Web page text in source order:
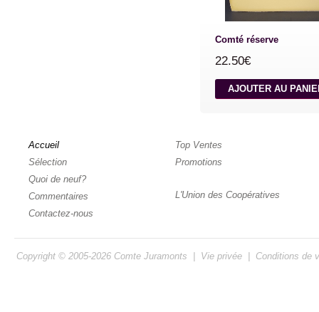
Comté réserve
22.50€
AJOUTER AU
Accueil
Sélection
Quoi de neuf?
Commentaires
Contactez-nous
Top Ventes
Promotions
L'Union des Coopératives
Copyright © 2005-2026 Comte Juramonts Vie privée Conditions de